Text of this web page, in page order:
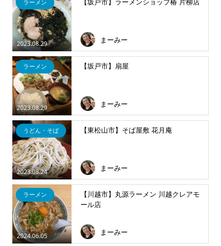
2023.08.29
ラーメン 【坂戸市】ラーメンショップ椿 片柳店
まーみー
2023.08.29
ラーメン 【坂戸市】扇屋
まーみー
2023.08.24
うどん・そば 【東松山市】そば屋敷 花月庵
まーみー
2024.06.05
ラーメン
【川越市】丸源ラーメン 川越クレアモ
ール店
まーみー